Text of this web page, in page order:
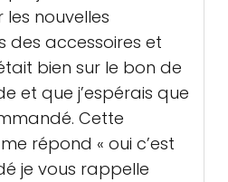
nouvelles
des accessoires et
bien sur le bon de
et que j’espérais que
Cette
répond « oui c’est
je vous rappelle